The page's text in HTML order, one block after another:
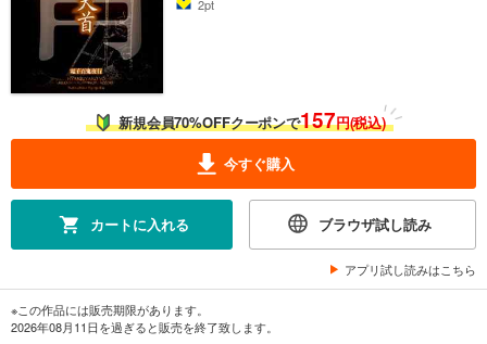
2pt
新規会員70%OFFクーポンで157円(税込)
今すぐ購入
カートに入れる ブラウザ試し読み
アプリ試し読みはこちら
※この作品には販売期限があります。
2026年08月11日を過ぎると販売を終了致します。